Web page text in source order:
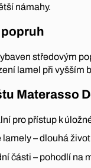
námahy.
středovým
lamel při vyšším
Materasso
pro přístup k
lamely – dlouhá
části – pohodlí na